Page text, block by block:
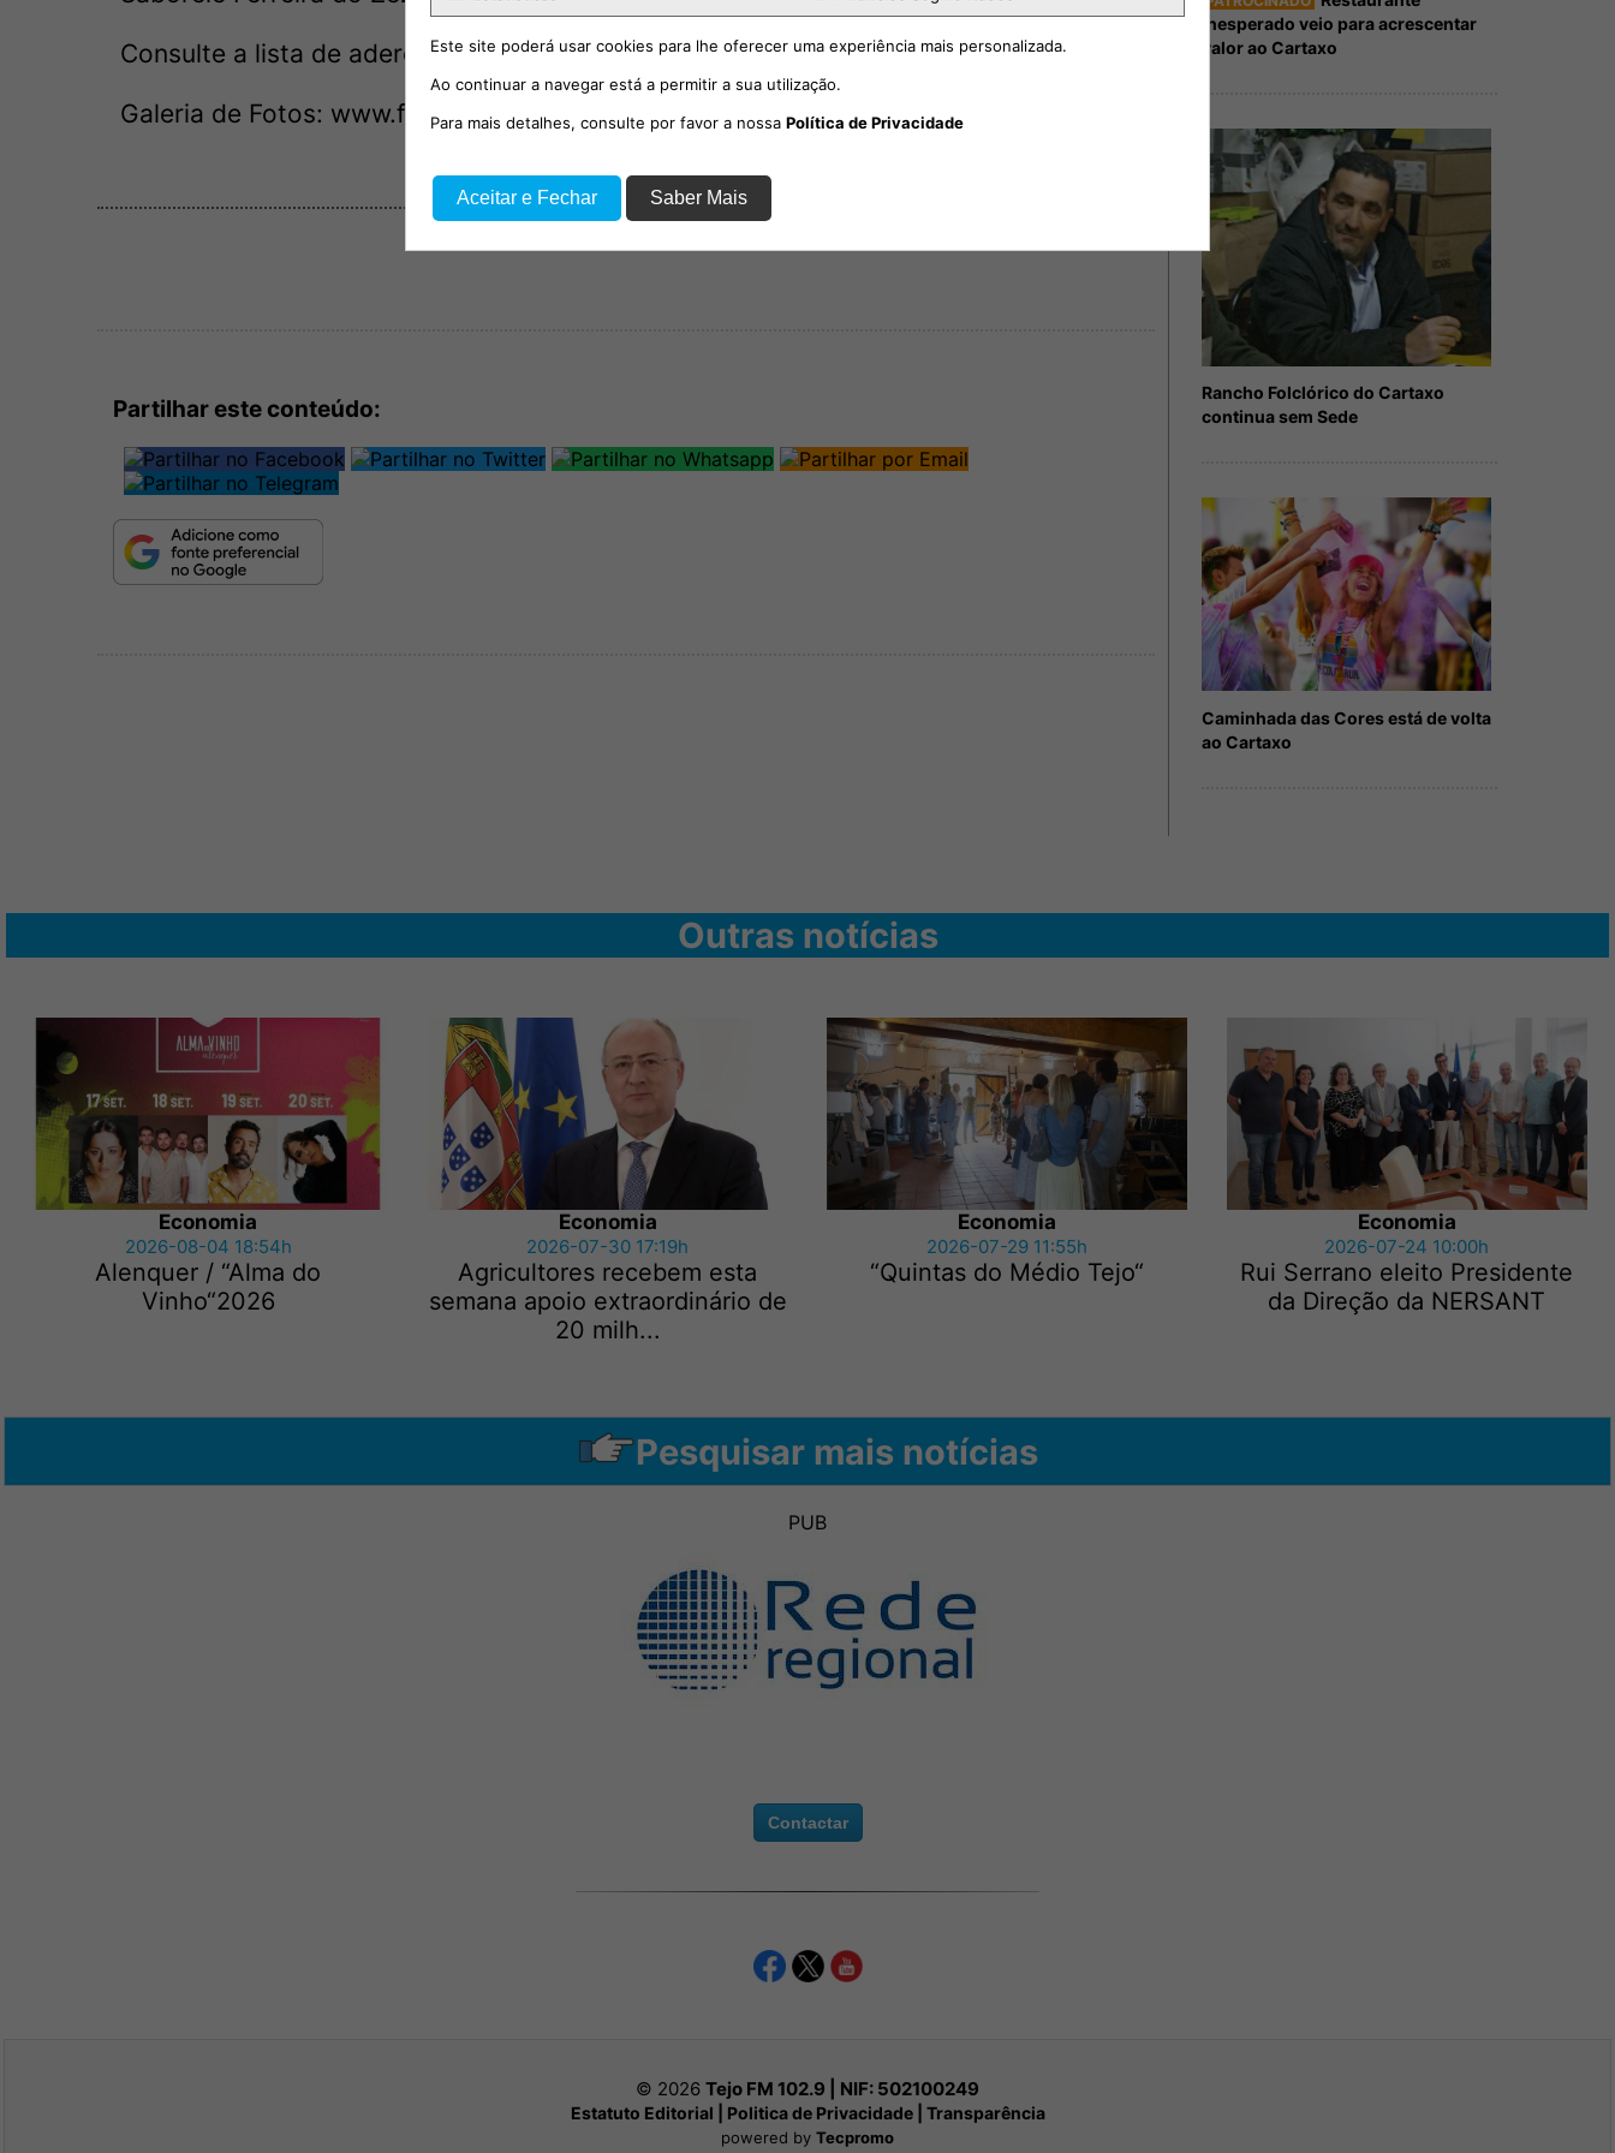
Consulte a lista de aderentes e ementas emcm-ferreiradozezere.pt
Galeria de Fotos: www.facebook.com
Partilhar este conteúdo:
Inesperado veio para acrescentar
valor ao Cartaxo
Rancho Folclórico do Cartaxo
continua sem Sede
Caminhada das Cores está de volta
ao Cartaxo
Outras notícias
Economia
2026-08-04 18:54h
Alenquer / “Alma do
Vinho“2026
Economia
2026-07-30 17:19h
Agricultores recebem esta
semana apoio extraordinário de
20 milh...
Economia
2026-07-29 11:55h
“Quintas do Médio Tejo“
Economia
2026-07-24 10:00h
Rui Serrano eleito Presidente
da Direção da NERSANT
Pesquisar mais notícias
PUB
Contactar
© 2026 Tejo FM 102.9 | NIF: 502100249
Estatuto Editorial Politica de Privacidade| Transparência
powered by Tecpromo
Este site poderá usar cookies para lhe oferecer uma experiência mais personalizada.
Ao continuar a navegar está a permitir a sua utilização.
Para mais detalhes, consulte por favor a nossa Política de Privacidade
Aceitar e Fechar Saber Mais